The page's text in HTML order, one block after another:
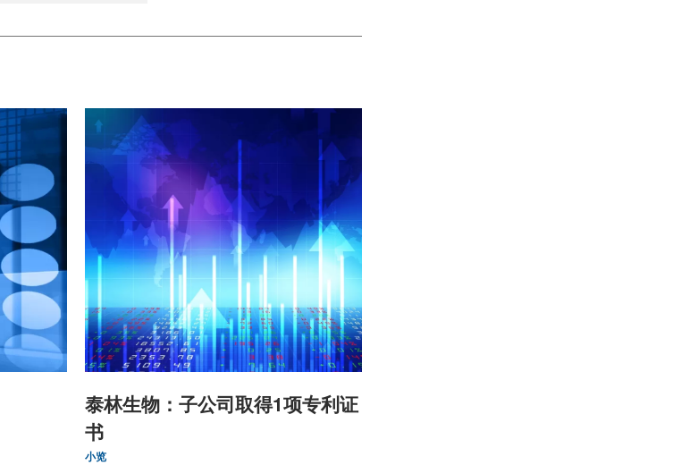
泰林生物：子公司取得1项专利证
书
小览